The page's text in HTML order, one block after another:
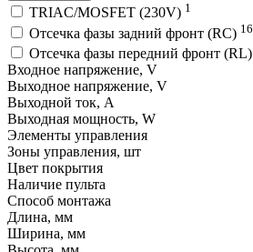
TRIAC/MOSFET (230V) 1
Отсечка фазы задний фронт (RC) 16
Отсечка фазы передний фронт (RL)
Входное напряжение, V
Выходное напряжение, V
Выходной ток, A
Выходная мощность, W
Элементы управления
Зоны управления, шт
Цвет покрытия
Наличие пульта
Способ монтажа
Длина, мм
Ширина, мм